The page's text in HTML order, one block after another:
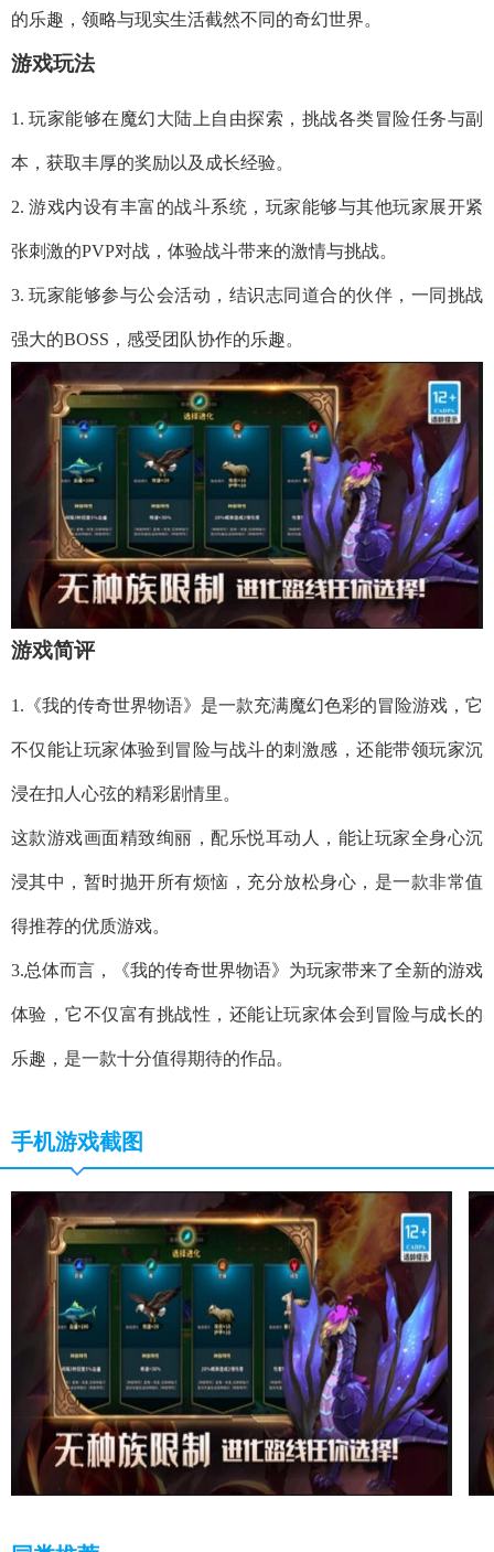
的乐趣，领略与现实生活截然不同的奇幻世界。
游戏玩法
1. 玩家能够在魔幻大陆上自由探索，挑战各类冒险任务与副
本，获取丰厚的奖励以及成长经验。
2. 游戏内设有丰富的战斗系统，玩家能够与其他玩家展开紧
张刺激的PVP对战，体验战斗带来的激情与挑战。
3. 玩家能够参与公会活动，结识志同道合的伙伴，一同挑战
强大的BOSS，感受团队协作的乐趣。
游戏简评
1.《我的传奇世界物语》是一款充满魔幻色彩的冒险游戏，它
不仅能让玩家体验到冒险与战斗的刺激感，还能带领玩家沉
浸在扣人心弦的精彩剧情里。
这款游戏画面精致绚丽，配乐悦耳动人，能让玩家全身心沉
浸其中，暂时抛开所有烦恼，充分放松身心，是一款非常值
得推荐的优质游戏。
3.总体而言，《我的传奇世界物语》为玩家带来了全新的游戏
体验，它不仅富有挑战性，还能让玩家体会到冒险与成长的
乐趣，是一款十分值得期待的作品。
手机游戏截图